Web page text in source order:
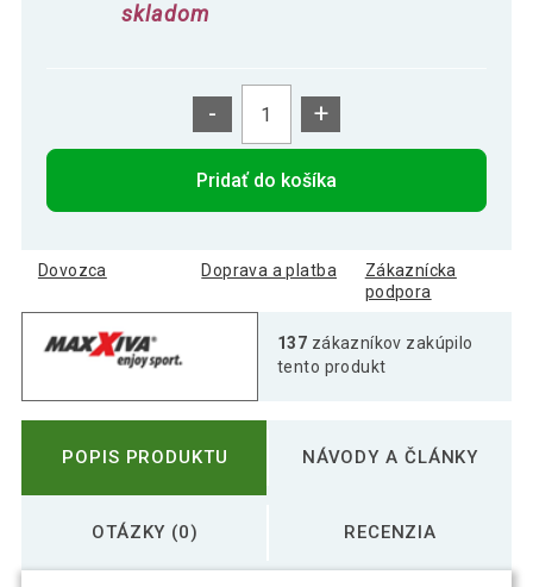
skladom
- +
Pridať do košíka
Dovozca Doprava a platba
Zákaznícka
podpora
137 zákazníkov zakúpilo
tento produkt
POPIS PRODUKTU NÁVODY A ČLÁNKY
OTÁZKY (0) RECENZIA